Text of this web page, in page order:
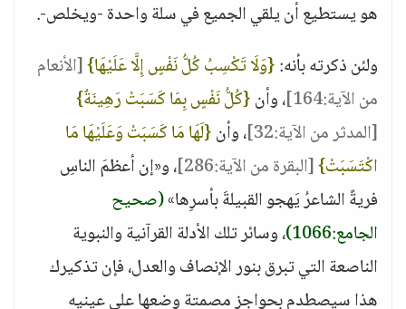
هو يستطيع أن يلقي الجميع في سلة واحدة -ويخلص-.
ولئن ذكرته بأنه:{وَلَا تَكْسِبُ كُلُّ نَفْسٍ إِلَّا عَلَيْهَا}[الأنعام
من الآية:164]
، وأن{كُلُّ نَفْسٍ بِمَا كَسَبَتْ رَهِينَةٌ}
[المدثر من الآية:32]
، وأن{لَهَا مَا كَسَبَتْ وَعَلَيْهَا مَا
اكْتَسَبَتْ}[البقرة من الآية:286]
، و«إن أعظمَ الناسِ
فريةً الشاعرُ يَهجو القبيلةَ بأسرِها»(صحيح
الجامع:1066)
، وسائر تلك الأدلة القرآنية والنبوية
الناصعة التي تبرق بنور الإنصاف والعدل، فإن تذكيرك
هذا سيصطدم بحواجز مصمتة وضعها على عينيه